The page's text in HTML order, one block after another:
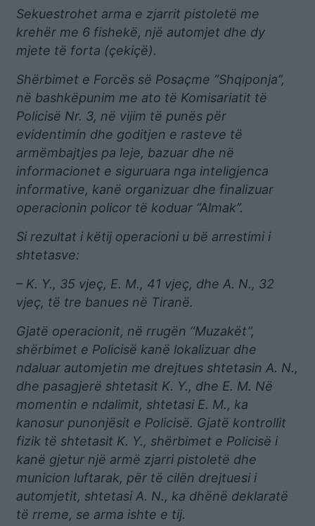
Sekuestrohet arma e zjarrit pistoletë me
krehër me 6 fishekë, një automjet dhe dy
mjete të forta (çekiçë).
Shërbimet e Forcës së Posaçme “Shqiponja”,
në bashkëpunim me ato të Komisariatit të
Policisë Nr. 3, në vijim të punës për
evidentimin dhe goditjen e rasteve të
armëmbajtjes pa leje, bazuar dhe në
informacionet e siguruara nga inteligjenca
informative, kanë organizuar dhe finalizuar
operacionin policor të koduar “Almak”.
Si rezultat i këtij operacioni u bë arrestimi i
shtetasve:
– K. Y., 35 vjeç, E. M., 41 vjeç, dhe A. N., 32
vjeç, të tre banues në Tiranë.
Gjatë operacionit, në rrugën “Muzakët”,
shërbimet e Policisë kanë lokalizuar dhe
ndaluar automjetin me drejtues shtetasin A. N.,
dhe pasagjerë shtetasit K. Y., dhe E. M. Në
momentin e ndalimit, shtetasi E. M., ka
kanosur punonjësit e Policisë. Gjatë kontrollit
fizik të shtetasit K. Y., shërbimet e Policisë i
kanë gjetur një armë zjarri pistoletë dhe
municion luftarak, për të cilën drejtuesi i
automjetit, shtetasi A. N., ka dhënë deklaratë
të rreme, se arma ishte e tij.